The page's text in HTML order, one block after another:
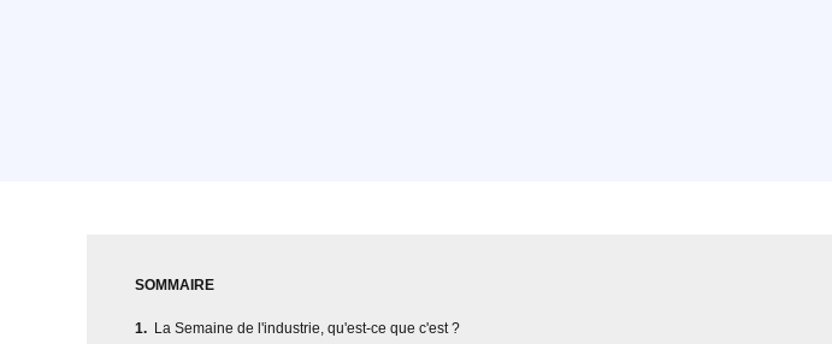
SOMMAIRE
La Semaine de l'industrie, qu'est-ce que c'est ?